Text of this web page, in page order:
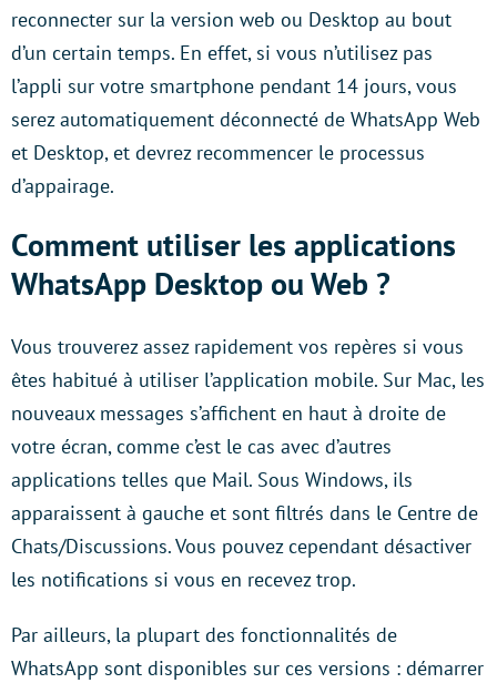
reconnecter sur la version web ou Desktop au bout
d’un certain temps. En effet, si vous n’utilisez pas
l’appli sur votre smartphone pendant 14 jours, vous
serez automatiquement déconnecté de WhatsApp Web
et Desktop, et devrez recommencer le processus
d’appairage.
Comment utiliser les applications
WhatsApp Desktop ou Web ?
Vous trouverez assez rapidement vos repères si vous
êtes habitué à utiliser l’application mobile. Sur Mac, les
nouveaux messages s’affichent en haut à droite de
votre écran, comme c’est le cas avec d’autres
applications telles que Mail. Sous Windows, ils
apparaissent à gauche et sont filtrés dans le Centre de
Chats/Discussions. Vous pouvez cependant désactiver
les notifications si vous en recevez trop.
Par ailleurs, la plupart des fonctionnalités de
WhatsApp sont disponibles sur ces versions : démarrer